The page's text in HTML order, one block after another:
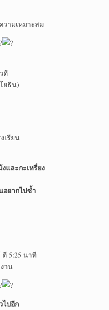
วามเหมาะสม
ดี
ยธิน)
เรียน
และกะเหรี่ยง
ยากไปซ้ำ
5:25 นาที
าน
ไปอีก